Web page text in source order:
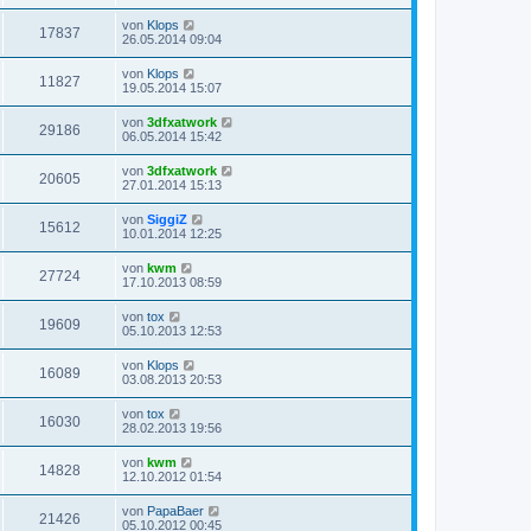
17837 von Klops
26.05.2014 09:04
11827 von Klops
19.05.2014 15:07
29186 von 3dfxatwork
06.05.2014 15:42
20605 von 3dfxatwork
27.01.2014 15:13
15612 von SiggiZ
10.01.2014 12:25
27724 von kwm
17.10.2013 08:59
19609 von tox
05.10.2013 12:53
16089 von Klops
03.08.2013 20:53
16030 von tox
28.02.2013 19:56
14828 von kwm
12.10.2012 01:54
21426 von PapaBaer
05.10.2012 00:45